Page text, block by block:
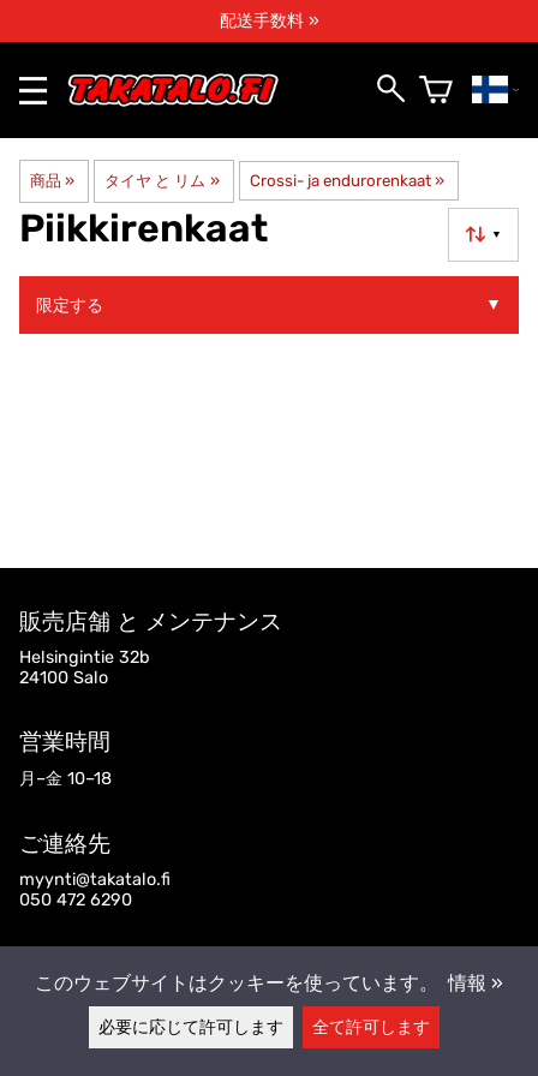
配送手数料 »
商品 ‪» タイヤ と リム ‪» Crossi- ja endurorenkaat ‪»
▼
Piikkirenkaat
限定する ▼
販売店舗 と メンテナンス
Helsingintie 32b
24100 Salo
営業時間
月–金 10–18
ご連絡先
myynti@takatalo.fi
050 472 6290
このウェブサイトはクッキーを使っています。 情報 »
必要に応じて許可します 全て許可します